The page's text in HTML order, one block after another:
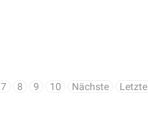
7 8 9 10 Nächste Letzte